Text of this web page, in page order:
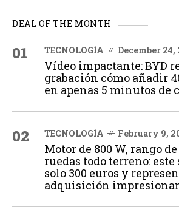
DEAL OF THE MONTH
01 TECNOLOGÍA December 24,
Vídeo impactante: BYD
grabación cómo añadir
en apenas 5 minutos de
02 TECNOLOGÍA February 9,
Motor de 800 W, rango
ruedas todo terreno:
solo 300 euros y
adquisición